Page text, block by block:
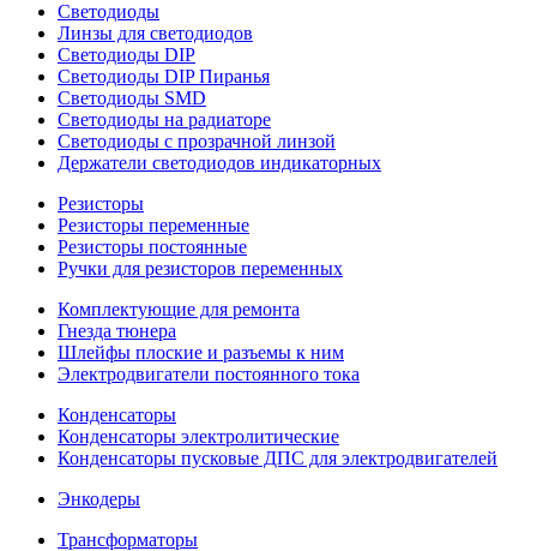
Светодиоды
Линзы для светодиодов
Светодиоды DIP
Светодиоды DIP Пиранья
Светодиоды SMD
Светодиоды на радиаторе
Светодиоды с прозрачной линзой
Держатели светодиодов индикаторных
Резисторы
Резисторы переменные
Резисторы постоянные
Ручки для резисторов переменных
Комплектующие для ремонта
Гнезда тюнера
Шлейфы плоские и разъемы к ним
Электродвигатели постоянного тока
Конденсаторы
Конденсаторы электролитические
Конденсаторы пусковые ДПС для электродвигателей
Энкодеры
Трансформаторы